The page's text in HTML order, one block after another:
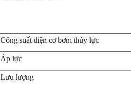
Công suất điện cơ bơm thủy lực
Áp lực
Lưu lượng